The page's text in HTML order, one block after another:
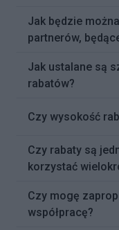
Jak będzie
partnerów,
Jak ustalane są
rabatów?
Czy wysokość
Czy rabaty są
korzystać
Czy mogę
współpracę?